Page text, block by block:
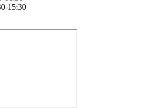
15:30